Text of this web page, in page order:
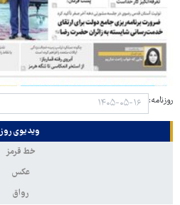
روزنامه:
ویدیوی روز
خط قرمز
عکس
رواق